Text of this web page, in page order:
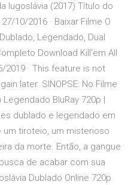
Iugoslávia (2017) Título do
10/2016 · Baixar Filme O
Legendado, Dual
Download Kill'em All
2019 · This feature is not
later. SINOPSE: No Filme
BluRay 720p |
dublado e legendado em
um tiroteio, um misterioso
da morte. Então, a gangue
de acabar com sua
Dublado Online 720p